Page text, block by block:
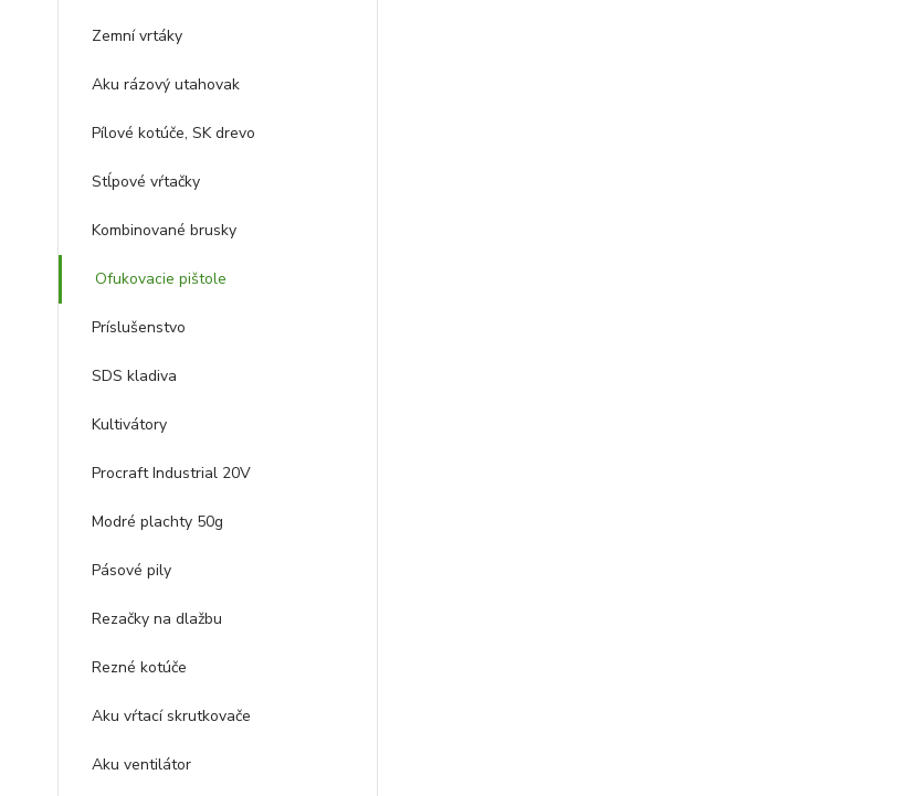
Zemní vrtáky
Aku rázový utahovak
Pílové kotúče, SK drevo
Stĺpové vŕtačky
Kombinované brusky
Ofukovacie pištole
Príslušenstvo
SDS kladiva
Kultivátory
Procraft Industrial 20V
Modré plachty 50g
Pásové pily
Rezačky na dlažbu
Rezné kotúče
Aku vŕtací skrutkovače
Aku ventilátor